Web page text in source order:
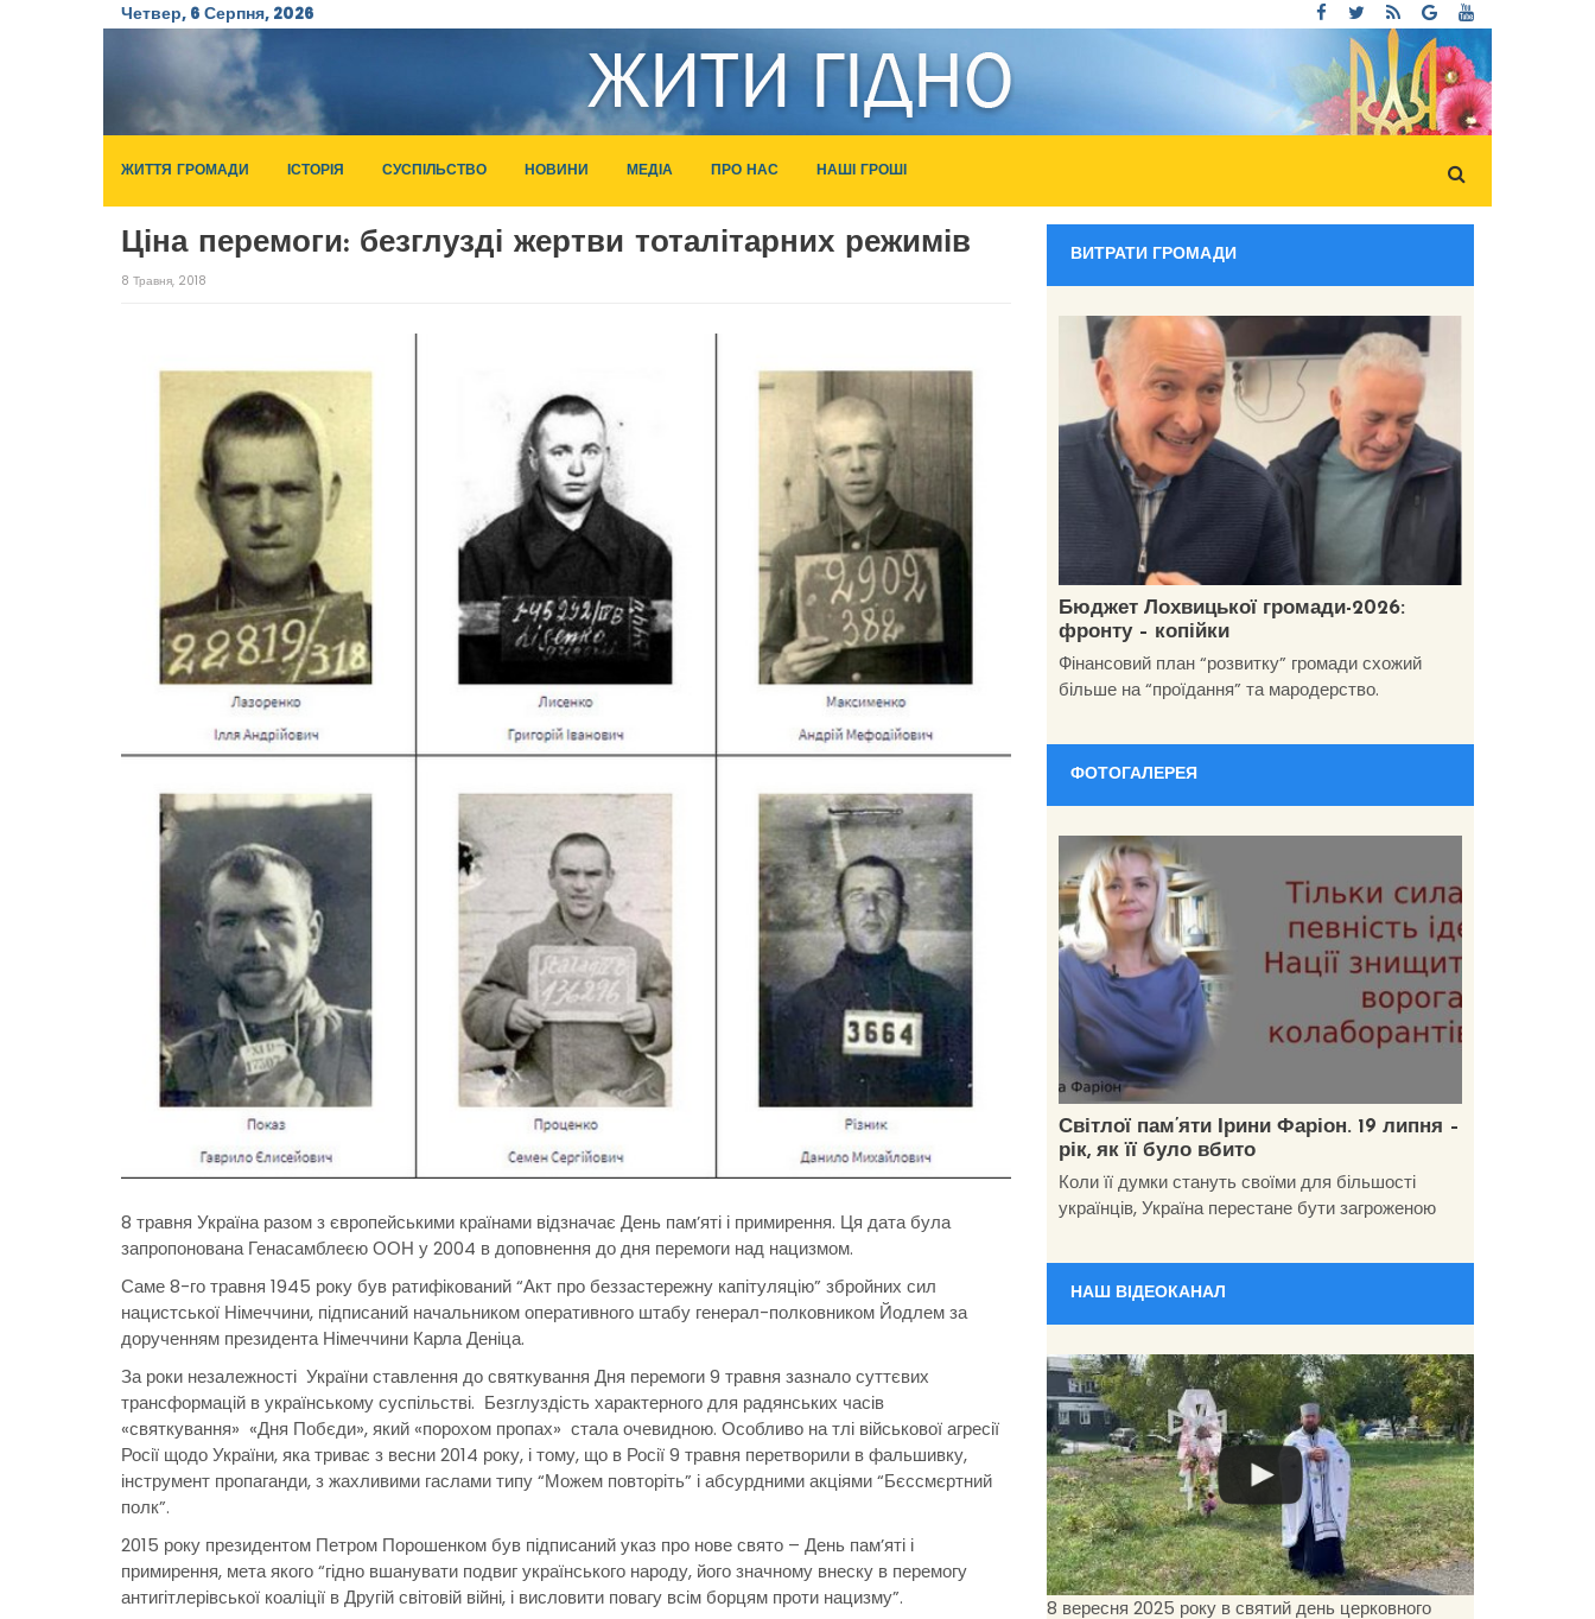
Четвер, 6 Серпня, 2026
ЖИТТЯ ГРОМАДИ ІСТОРІЯ СУСПІЛЬСТВО НОВИНИ МЕДІА ПРО НАС НАШІ ГРОШІ
Ціна перемоги: безглузді жертви тоталітарних режимів
8 Травня, 2018
8 травня Україна разом з європейськими країнами відзначає День пам’яті і примирення. Ця дата була
запропонована Генасамблеєю ООН у 2004 в доповнення до дня перемоги над нацизмом.
Саме 8-го травня 1945 року був ратифікований “Акт про беззастережну капітуляцію” збройних сил
нацистської Німеччини, підписаний начальником оперативного штабу генерал-полковником Йодлем за
дорученням президента Німеччини Карла Деніца.
За роки незалежності України ставлення до святкування Дня перемоги 9 травня зазнало суттєвих
трансформацій в українському суспільстві. Безглуздість характерного для радянських часів
«святкування» «Дня Побєди», який «порохом пропах» стала очевидною. Особливо на тлі військової агресії
Росії щодо України, яка триває з весни 2014 року, і тому, що в Росії 9 травня перетворили в фальшивку,
інструмент пропаганди, з жахливими гаслами типу “Можем повторіть” і абсурдними акціями “Бєссмєртний
полк”.
2015 року президентом Петром Порошенком був підписаний указ про нове свято – День пам’яті і
примирення, мета якого “гідно вшанувати подвиг українського народу, його значному внеску в перемогу
антигітлерівської коаліції в Другій світовій війні, і висловити повагу всім борцям проти нацизму”.
ВИТРАТИ ГРОМАДИ
Бюджет Лохвицької громади-2026:
фронту – копійки
Фінансовий план “розвитку” громади схожий
більше на “проїдання” та мародерство.
ФОТОГАЛЕРЕЯ
Світлої пам’яти Ірини Фаріон. 19 липня –
рік, як її було вбито
Коли її думки стануть своїми для більшості
українців, Україна перестане бути загроженою
НАШ ВІДЕОКАНАЛ
8 вересня 2025 року в святий день церковного